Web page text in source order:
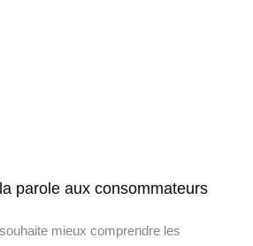
parole aux consommateurs
mieux comprendre les